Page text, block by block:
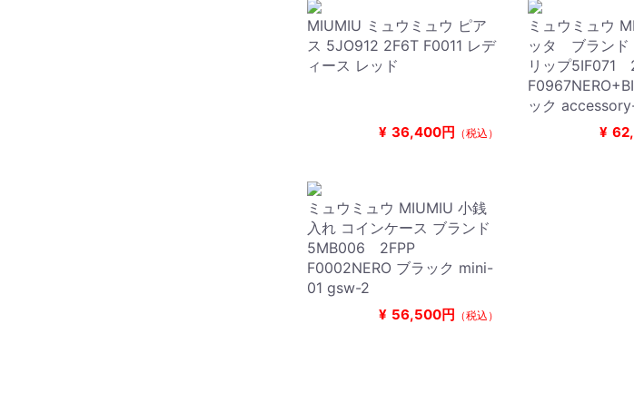
MIUMIU ミュウミュウ ピア
ス 5JO912 2F6T F0011 レデ
ィース レッド
¥ 36,400円 （税込）
ミュウミュウ
ッタ ブランド
リップ5IF071
ック
¥
ミュウミュウ MIUMIU 小銭
入れ コインケース ブランド
5MB006 2FPP
F0002NERO ブラック mini-
01 gsw-2
¥ 56,500円 （税込）